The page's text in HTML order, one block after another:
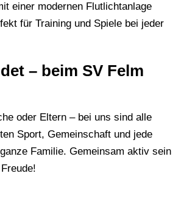
einer modernen Flutlichtanlage
für Training und Spiele bei jeder
– beim SV Felm
oder Eltern – bei uns sind alle
Sport, Gemeinschaft und jede
Familie. Gemeinsam aktiv sein